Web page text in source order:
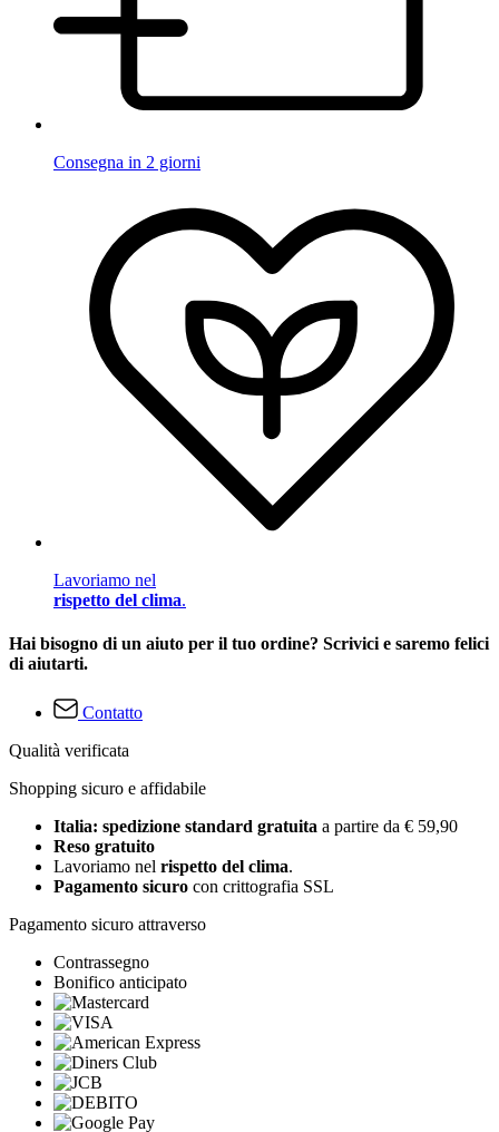
Consegna in 2 giorni
Lavoriamo nel
rispetto del clima.
Hai bisogno di un aiuto per il tuo ordine? Scrivici e saremo felici
di aiutarti.
Contatto
Qualità verificata
Shopping sicuro e affidabile
Italia: spedizione standard gratuita a partire da € 59,90
Reso gratuito
Lavoriamo nel rispetto del clima.
Pagamento sicuro con crittografia SSL
Pagamento sicuro attraverso
Contrassegno
Bonifico anticipato